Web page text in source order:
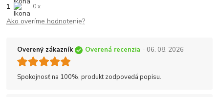
1 0 x
Ako overíme hodnotenie?
Overený zákazník Overená recenzia - 06. 08. 2026
Spokojnosť na 100%, produkt zodpovedá popisu.